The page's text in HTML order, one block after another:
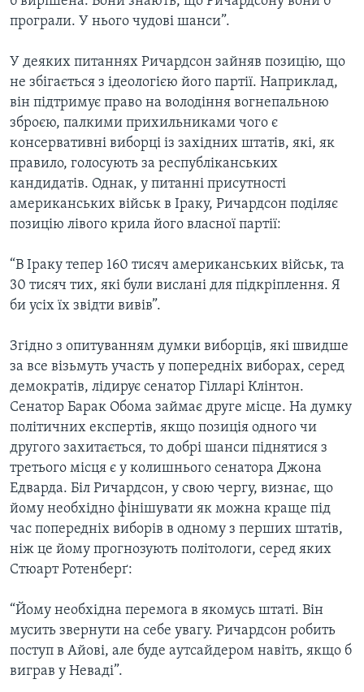
програли. У нього чудові шанси”.
У деяких питаннях Ричардсон зайняв позицію, що
не збігається з ідеологією його партії. Наприклад,
він підтримує право на володіння вогнепальною
зброєю, палкими прихильниками чого є
консервативні виборці із західних штатів, які, як
правило, голосують за республіканських
кандидатів. Однак, у питанні присутності
американських військ в Іраку, Ричардсон поділяє
позицію лівого крила його власної партії:
“В Іраку тепер 160 тисяч американських військ, та
30 тисяч тих, які були вислані для підкріплення. Я
би усіх їх звідти вивів”.
Згідно з опитуванням думки виборців, які швидше
за все візьмуть участь у попередніх виборах, серед
демократів, лідирує сенатор Гілларі Клінтон.
Сенатор Барак Обома займає друге місце. На думку
політичних експертів, якщо позиція одного чи
другого захитається, то добрі шанси піднятися з
третього місця є у колишнього сенатора Джона
Едварда. Біл Ричардсон, у свою чергу, визнає, що
йому необхідно фінішувати як можна краще під
час попередніх виборів в одному з перших штатів,
ніж це йому прогнозують політологи, серед яких
Стюарт Ротенберґ:
“Йому необхідна перемога в якомусь штаті. Він
мусить звернути на себе увагу. Ричардсон робить
поступ в Айові, але буде аутсайдером навіть, якщо б
виграв у Неваді”.